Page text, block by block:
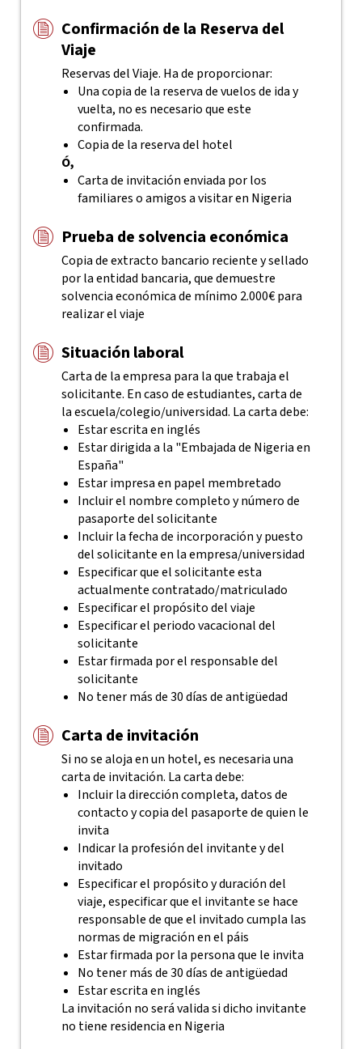
Confirmación de la Reserva del
Viaje
Reservas del Viaje. Ha de proporcionar:
Una copia de la reserva de vuelos de ida y
vuelta, no es necesario que este
confirmada.
Copia de la reserva del hotel
Ó,
Carta de invitación enviada por los
familiares o amigos a visitar en Nigeria
Prueba de solvencia económica
Copia de extracto bancario reciente y sellado
por la entidad bancaria, que demuestre
solvencia económica de mínimo 2.000€ para
realizar el viaje
Situación laboral
Carta de la empresa para la que trabaja el
solicitante. En caso de estudiantes, carta de
la escuela/colegio/universidad. La carta debe:
Estar escrita en inglés
Estar dirigida a la "Embajada de Nigeria en
España"
Estar impresa en papel membretado
Incluir el nombre completo y número de
pasaporte del solicitante
Incluir la fecha de incorporación y puesto
del solicitante en la empresa/universidad
Especificar que el solicitante esta
actualmente contratado/matriculado
Especificar el propósito del viaje
Especificar el periodo vacacional del
solicitante
Estar firmada por el responsable del
solicitante
No tener más de 30 días de antigüedad
Carta de invitación
Si no se aloja en un hotel, es necesaria una
carta de invitación. La carta debe:
Incluir la dirección completa, datos de
contacto y copia del pasaporte de quien le
invita
Indicar la profesión del invitante y del
invitado
Especificar el propósito y duración del
viaje, especificar que el invitante se hace
responsable de que el invitado cumpla las
normas de migración en el páis
Estar firmada por la persona que le invita
No tener más de 30 días de antigüedad
Estar escrita en inglés
La invitación no será valida si dicho invitante
no tiene residencia en Nigeria